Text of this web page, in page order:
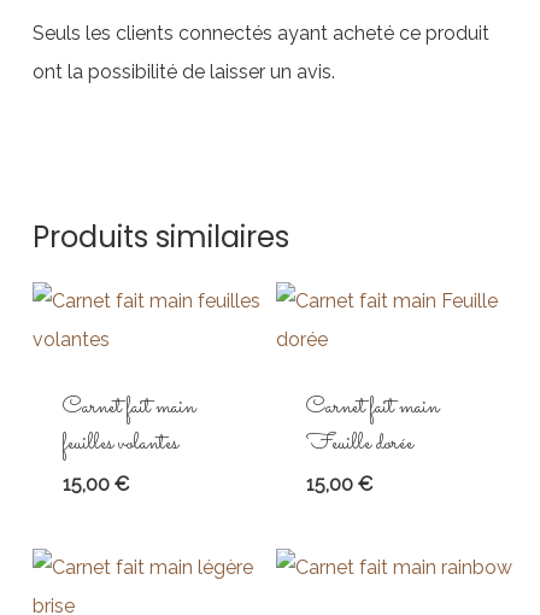
Seuls les clients connectés ayant acheté ce produit
ont la possibilité de laisser un avis.
Produits similaires
Carnet fait main
feuilles volantes
15,00 €
Carnet fait main
Feuille dorée
15,00 €